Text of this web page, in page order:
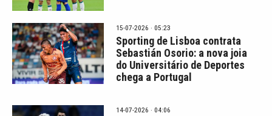
15-07-2026 · 05:23
Sporting de Lisboa contrata
Sebastián Osorio: a nova joia
do Universitário de Deportes
chega a Portugal
14-07-2026 · 04:06